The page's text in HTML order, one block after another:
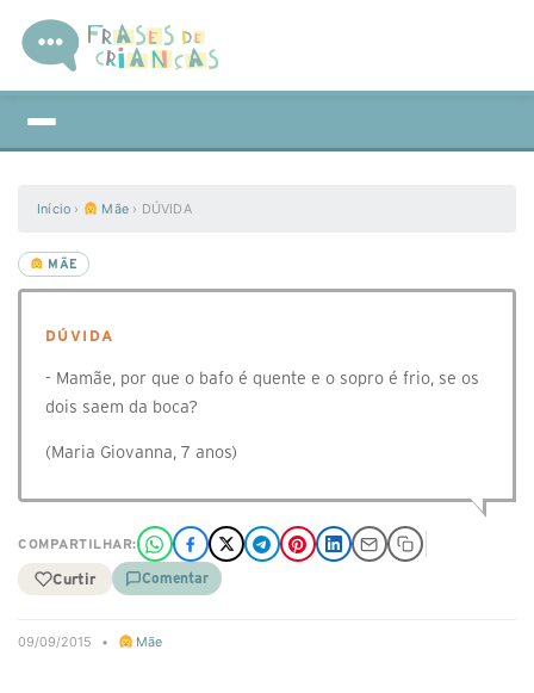
Início › Mãe › DÚVIDA
MÃE
DÚVIDA
- Mamãe, por que o bafo é quente e o sopro é frio, se os
dois saem da boca?
(Maria Giovanna, 7 anos)
COMPARTILHAR:
Curtir Comentar
09/09/2015 • Mãe